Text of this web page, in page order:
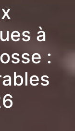
à
: